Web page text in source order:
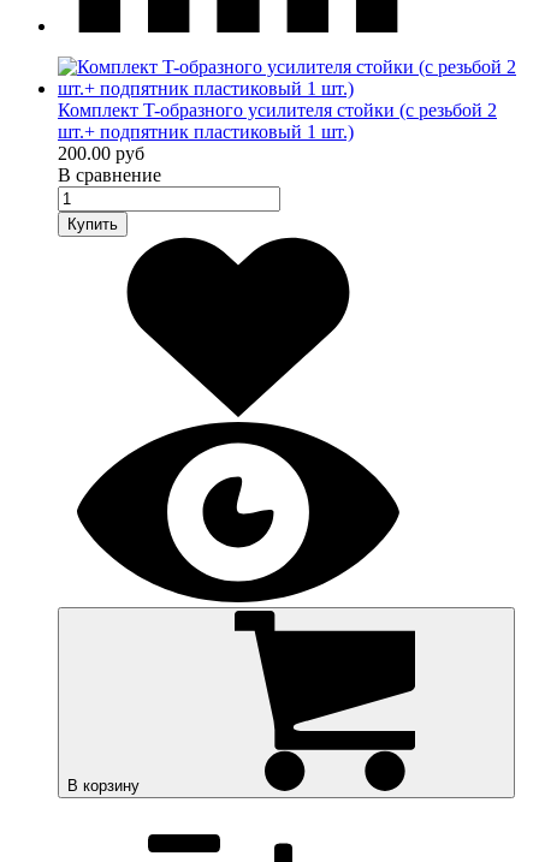
Комплект T-образного усилителя стойки (с резьбой 2
шт.+ подпятник пластиковый 1 шт.)
200.00 руб
В сравнение
Купить
В корзину